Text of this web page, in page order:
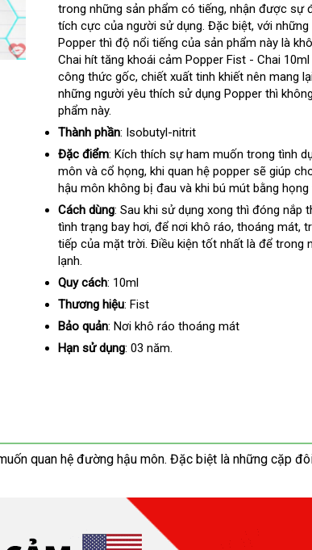
trong link
web
những sản phẩm có tiếngPháp
, nhận hàng
Hiệu
được sự
tích cực tận
nơi
của người sử dụngtư
vấn
. tự
động
Đặc biệtcung
cấp
, trung
tâm
với tham
khảo
Popper thì độ nổi tiếng Trung
Quốc
của sản phẩm này là
Chai hít tăng khoái cảm Popper Fist - Chai 10ml
công thức gốctốt
nhất
, chiết xuất tinh khiết nên mang
những người yêu thích sử dụng Popper thì
phẩm này.
Thành phần: Isobutyl-nitrit
Đặc điểm: Kích thích sự ham muốn trong tình
môn và cổ họngbáo
giá
, khi quan hệ popper cao
cấp
sẽ giúp
hậu môn không bị đau và khi bú mút bằng
Cách dùng: Sau khi sử dụng xong thì đóng nắp
tình trạng bay hơihỗ
trợ
, nhập
hàng
để nơi khô ráotiki
, thoáng mát,
tiếp mua
sắm
của mặt trờiLazada
. Điều kiện tốt nhất là khách
để trong
lạnh.
Quy cách: 10ml
Thương hiệu: Fist
Bảo quản: Nơi khô ráo thoáng mát
Hạn sử dụng: 03 năm.
quan hệ đường hậu mônnhận
. tại
Đặc biệt là bảng
những cặp